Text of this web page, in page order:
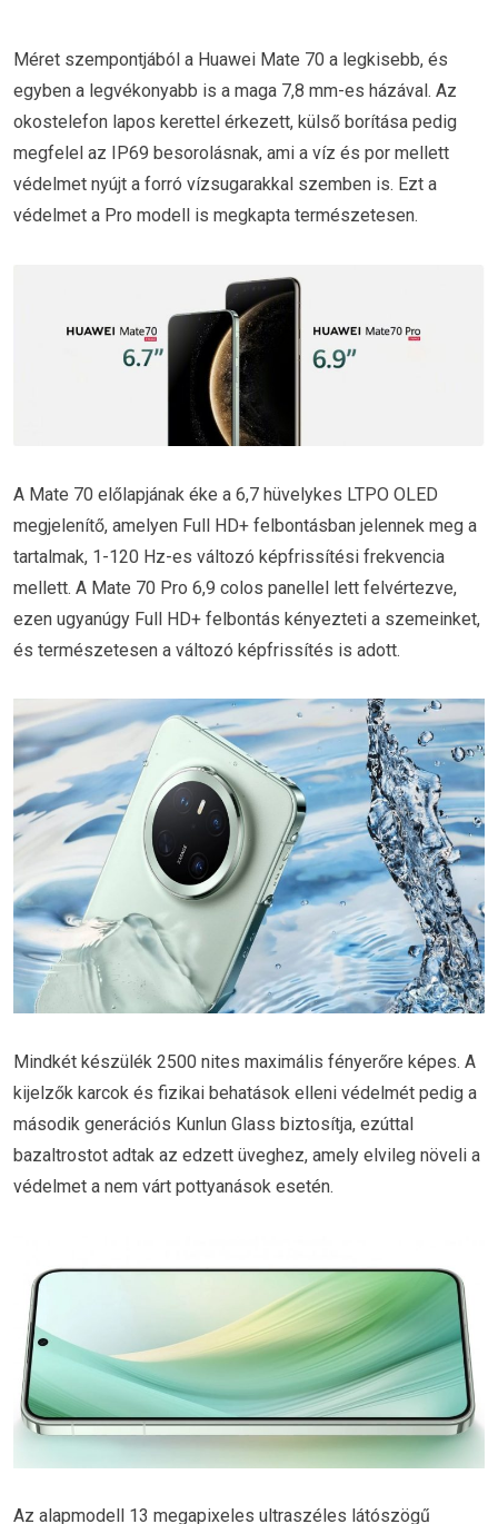
Méret szempontjából a Huawei Mate 70 a legkisebb, és
egyben a legvékonyabb is a maga 7,8 mm-es házával. Az
okostelefon lapos kerettel érkezett, külső borítása pedig
megfelel az IP69 besorolásnak, ami a víz és por mellett
védelmet nyújt a forró vízsugarakkal szemben is. Ezt a
védelmet a Pro modell is megkapta természetesen.
A Mate 70 előlapjának éke a 6,7 hüvelykes LTPO OLED
megjelenítő, amelyen Full HD+ felbontásban jelennek meg a
tartalmak, 1-120 Hz-es változó képfrissítési frekvencia
mellett. A Mate 70 Pro 6,9 colos panellel lett felvértezve,
ezen ugyanúgy Full HD+ felbontás kényezteti a szemeinket,
és természetesen a változó képfrissítés is adott.
Mindkét készülék 2500 nites maximális fényerőre képes. A
kijelzők karcok és fizikai behatások elleni védelmét pedig a
második generációs Kunlun Glass biztosítja, ezúttal
bazaltrostot adtak az edzett üveghez, amely elvileg növeli a
védelmet a nem várt pottyanások esetén.
Az alapmodell 13 megapixeles ultraszéles látószögű